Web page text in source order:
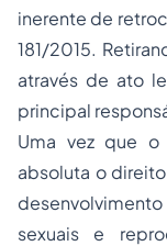
inerente de
181/2015.
através de ato
principal
Uma vez que
absoluta o
sexuais e